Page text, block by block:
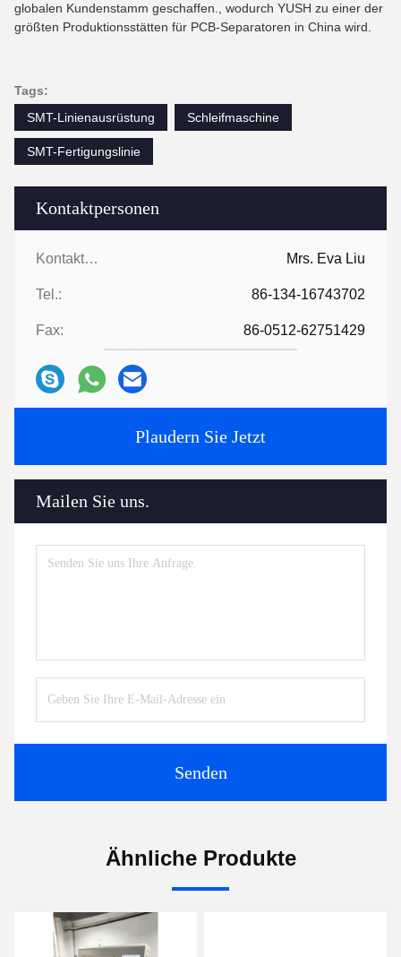
Kontaktpersonen
Kontaktpersonen: Mrs. Eva Liu
Tel.: 86-134-16743702
Fax: 86-0512-62751429
Plaudern Sie Jetzt
Mailen Sie uns.
Senden
globalen Kundenstamm geschaffen., wodurch YUSH zu einer der
größten Produktionsstätten für PCB-Separatoren in China wird.
Tags:
SMT-Linienausrüstung
Schleifmaschine
SMT-Fertigungslinie
Ähnliche Produkte